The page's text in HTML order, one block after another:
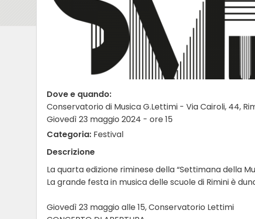
Dove e quando:
Conservatorio di Musica G.Lettimi - Via Cairoli, 44,
Giovedì 23 maggio 2024 - ore 15
Categoria: Festival
Descrizione
La quarta edizione riminese della “Settimana della
La grande festa in musica delle scuole di Rimini è
Giovedì 23 maggio alle 15, Conservatorio Lettimi